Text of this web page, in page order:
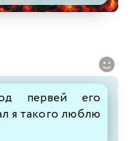
первей его
я такого люблю